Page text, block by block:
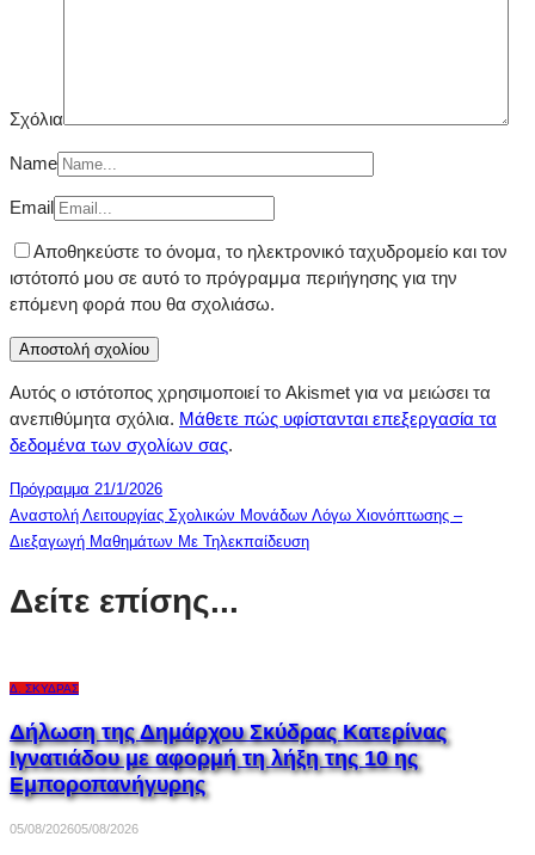
Σχόλια
Name
Email
Αποθηκεύστε το όνομα, το ηλεκτρονικό ταχυδρομείο και τον
ιστότοπό μου σε αυτό το πρόγραμμα περιήγησης για την
επόμενη φορά που θα σχολιάσω.
Αυτός ο ιστότοπος χρησιμοποιεί το Akismet για να μειώσει τα
ανεπιθύμητα σχόλια. Μάθετε πώς υφίστανται επεξεργασία τα
δεδομένα των σχολίων σας.
Πρόγραμμα 21/1/2026
Αναστολή Λειτουργίας Σχολικών Μονάδων Λόγω Χιονόπτωσης –
Διεξαγωγή Μαθημάτων Με Τηλεκπαίδευση
Δείτε επίσης...
Δ. ΣΚΎΔΡΑΣ
Δήλωση της Δημάρχου Σκύδρας Κατερίνας
Ιγνατιάδου με αφορμή τη λήξη της 10 ης
Εμποροπανήγυρης
05/08/202605/08/2026